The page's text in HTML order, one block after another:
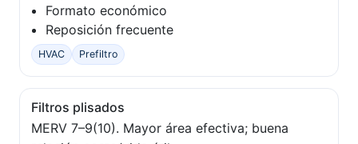
Formato económico
Reposición frecuente
HVAC Prefiltro
Filtros plisados
MERV 7–9(10). Mayor área efectiva; buena